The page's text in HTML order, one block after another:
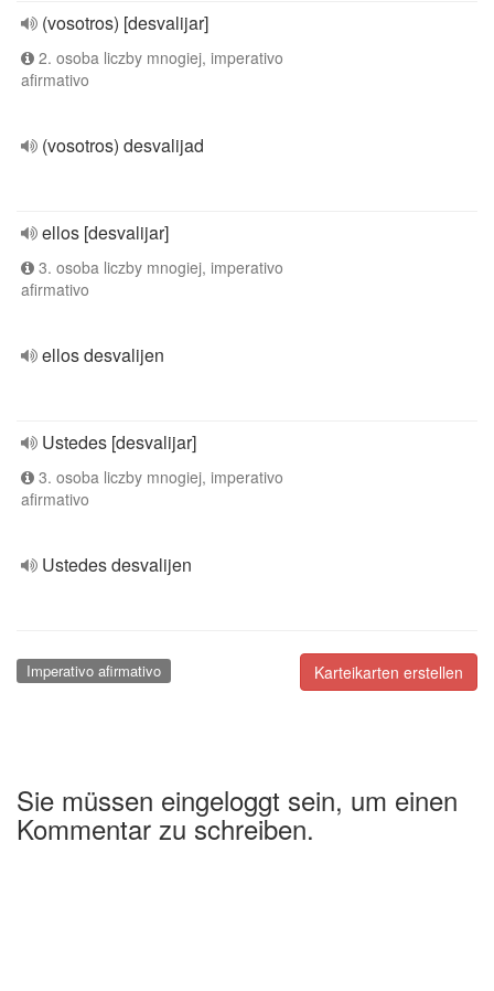
(vosotros) [desvalijar]
2. osoba liczby mnogiej, imperativo
afirmativo
(vosotros) desvalijad
ellos [desvalijar]
3. osoba liczby mnogiej, imperativo
afirmativo
ellos desvalijen
Ustedes [desvalijar]
3. osoba liczby mnogiej, imperativo
afirmativo
Ustedes desvalijen
Karteikarten erstellen
Imperativo afirmativo
Sie müssen eingeloggt sein, um einen
Kommentar zu schreiben.